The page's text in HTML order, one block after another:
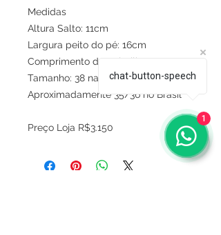
Medidas
Altura Salto: 11cm
Largura peito do pé: 16cm
Comprimento da palmilha: 25cm
Tamanho: 38 na sola.
Aproximadamente 35/36 no Brasil
Preço Loja R$3.150
chat-button-speech
1